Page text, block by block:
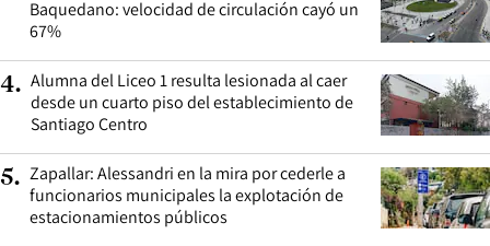
Baquedano: velocidad de circulación cayó un
67%
4. Alumna del Liceo 1 resulta lesionada al caer
desde un cuarto piso del establecimiento de
Santiago Centro
5. Zapallar: Alessandri en la mira por cederle a
funcionarios municipales la explotación de
estacionamientos públicos